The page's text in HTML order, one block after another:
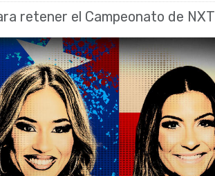
retener el Campeonato de NXT